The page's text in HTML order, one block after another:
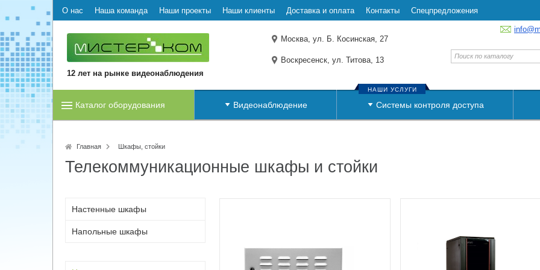
О нас Наша команда Наши проекты Наши клиенты Доставка и оплата Контакты Спецпредложения
12 лет на рынке видеонаблюдения
Москва, ул. Б. Косинская, 27
Воскресенск, ул. Титова, 13
Каталог оборудования Видеонаблюдение Системы контроля доступа
НАШИ УСЛУГИ
Главная Шкафы, стойки
Телекоммуникационные шкафы и стойки
Настенные шкафы
Напольные шкафы